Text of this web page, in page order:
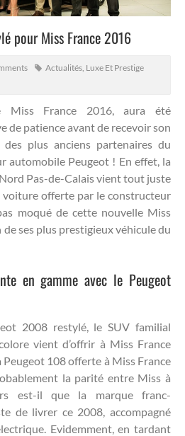
pour Miss France 2016
Actualités Luxe Et Prestige
Miss France 2016, aura été
de patience avant de recevoir son
plus anciens partenaires du
automobile Peugeot ! En effet, la
Pas-de-Calais vient tout juste
voiture offerte par le constructeur
moqué de cette nouvelle Miss
de ses plus prestigieux véhicule du
en gamme avec le Peugeot
2008 restylé, le SUV familial
vient d’offrir à Miss France
Peugeot 108 offerte à Miss France
la parité entre Miss à
est-il que la marque franc-
de livrer ce 2008, accompagné
Evidemment, en tardant